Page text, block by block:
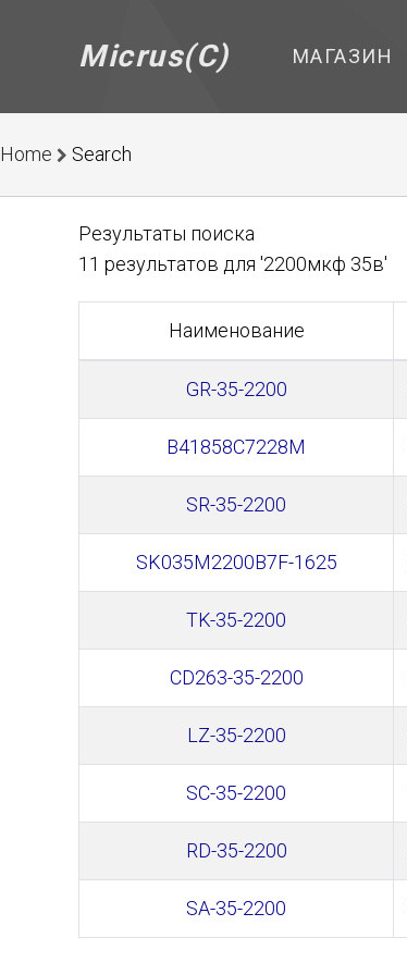
Micrus(C) МАГАЗИН
Home Search
Результаты поиска
11 результатов для '2200мкф 35в'
Наименование
GR-35-2200
B41858C7228M
SR-35-2200
SK035M2200B7F-1625
TK-35-2200
CD263-35-2200
LZ-35-2200
SC-35-2200
RD-35-2200
SA-35-2200